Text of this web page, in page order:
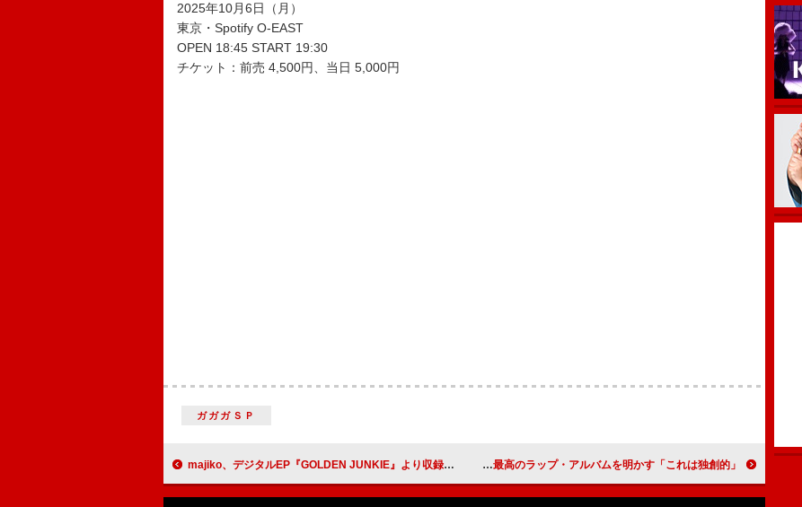
2025年10月6日（月）
東京・Spotify O-EAST
OPEN 18:45 START 19:30
チケット：前売 4,500円、当日 5,000円
ガガガＳＰ
majiko、デジタルEP『GOLDEN JUNKIE』より収録曲「なんで?」配信スタート＆MV公開決定 エド・シーラン、バリー・コーガンと最高のラップ・アルバムを明かす「これは独創的」